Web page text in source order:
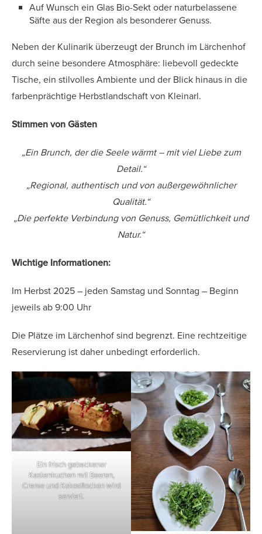
Auf Wunsch ein Glas Bio-Sekt oder naturbelassene
Säfte aus der Region als besonderer Genuss.
Neben der Kulinarik überzeugt der Brunch im Lärchenhof
durch seine besondere Atmosphäre: liebevoll gedeckte
Tische, ein stilvolles Ambiente und der Blick hinaus in die
farbenprächtige Herbstlandschaft von Kleinarl.
Stimmen von Gästen
„Ein Brunch, der die Seele wärmt – mit viel Liebe zum
Detail.“
„Regional, authentisch und von außergewöhnlicher
Qualität.“
„Die perfekte Verbindung von Genuss, Gemütlichkeit und
Natur.“
Wichtige Informationen:
Im Herbst 2025 – jeden Samstag und Sonntag – Beginn
jeweils ab 9:00 Uhr
Die Plätze im Lärchenhof sind begrenzt. Eine rechtzeitige
Reservierung ist daher unbedingt erforderlich.
Ein frisch gebackener
Kastenkuchen mit Beeren,
Creme und Kokosflocken wird
serviert.